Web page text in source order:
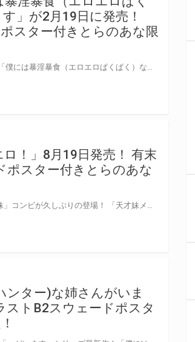
」が2月19日に発売！
スター付きとらのあな限
！」8月19日発売！ 有末
ポスター付きとらのあな
ンター)な姉さんがいま
ストB2スウェードポスタ